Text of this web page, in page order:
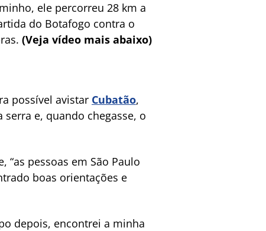
ele percorreu 28 km a
do Botafogo contra o
(Veja vídeo mais abaixo)
possível avistar Cubatão,
e, quando chegasse, o
pessoas em São Paulo
boas orientações e
depois, encontrei a minha